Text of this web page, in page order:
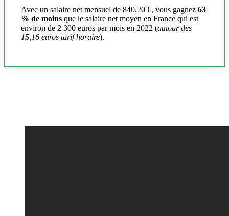
Avec un salaire net mensuel de 840,20 €, vous gagnez 63
% de moins que le salaire net moyen en France qui est
environ de 2 300 euros par mois en 2022 (autour des
15,16 euros tarif horaire).